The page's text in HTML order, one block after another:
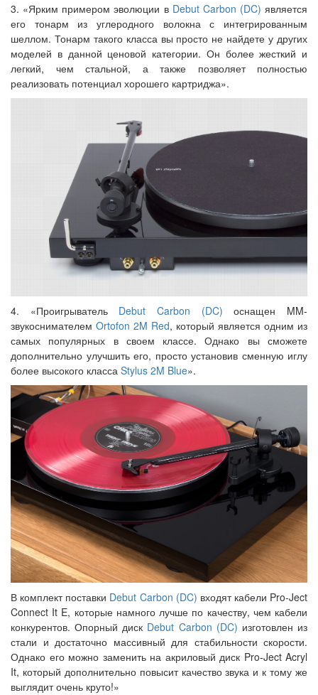
3. «Ярким примером эволюции в Debut Carbon (DC) является
его тонарм из углеродного волокна с интегрированным
шеллом. Тонарм такого класса вы просто не найдете у других
моделей в данной ценовой категории. Он более жесткий и
легкий, чем стальной, а также позволяет полностью
реализовать потенциал хорошего картриджа».
4. «Проигрыватель Debut Carbon (DC) оснащен MM-
звукоснимателем Ortofon 2M Red, который является одним из
самых популярных в своем классе. Однако вы сможете
дополнительно улучшить его, просто установив сменную иглу
более высокого класса Stylus 2M Blue».
В комплект поставки Debut Carbon (DC) входят кабели Pro-Ject
Connect It E, которые намного лучше по качеству, чем кабели
конкурентов. Опорный диск Debut Carbon (DC) изготовлен из
стали и достаточно массивный для стабильности скорости.
Однако его можно заменить на акриловый диск Pro-Ject Acryl
It, который дополнительно повысит качество звука и к тому же
выглядит очень круто!»